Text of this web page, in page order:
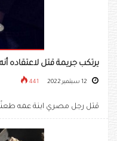
يرتكب جريمة قتل لاعتقاده
441
قتل رجل مصري ابنة عمه